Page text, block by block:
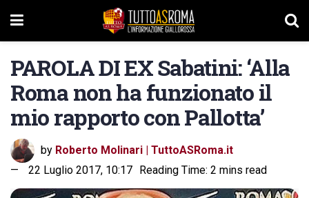
PAROLA DI EX Sabatini: ‘Alla
Roma non ha funzionato il
mio rapporto con Pallotta’
by Roberto Molinari | TuttoASRoma.it
22 Luglio 2017, 10:17 Reading Time: 2 mins read